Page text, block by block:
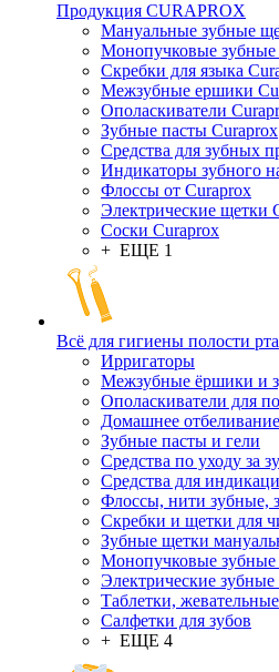
Продукция CURAPROX
Мануальные зубные
Монопучковые
Скребки для языка
Межзубные ершики
Ополаскиватели
Зубные пасты Curaprox
Средства для зубных
Индикаторы зубного
Флоссы от Curaprox
Электрические щетки
Соски Curaprox
+ ЕЩЕ 1
Всё для гигиены полости рта
Ирригаторы
Межзубные ёршики и
Ополаскиватели для
Домашнее
Зубные пасты и гели
Средства по уходу за
Средства для
Флоссы, нити зубные,
Скребки и щетки для
Зубные щетки
Монопучковые зубные
Электрические
Таблетки,
Салфетки для зубов
+ ЕЩЕ 4